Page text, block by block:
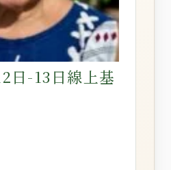
日-13日線上基